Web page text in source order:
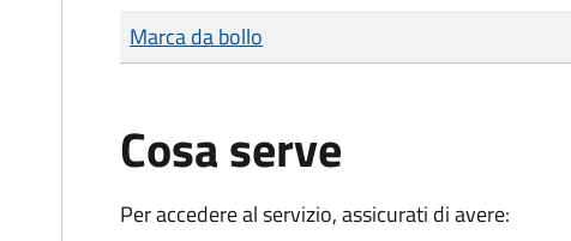
Tipo di pagamento
Importo
Marca da bollo
Cosa serve
Per accedere al servizio, assicurati di avere: